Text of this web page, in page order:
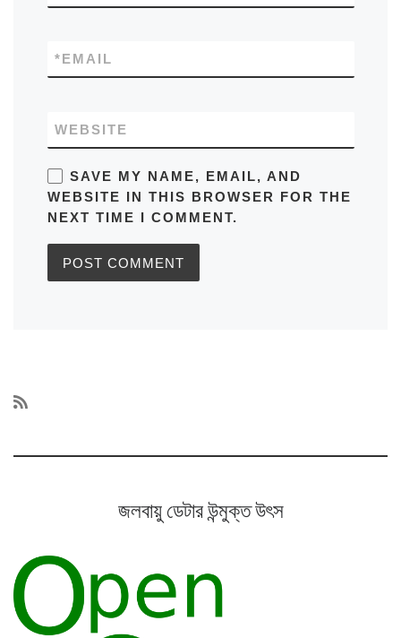
EMAIL
*
WEBSITE
SAVE MY NAME, EMAIL, AND
WEBSITE IN THIS BROWSER FOR THE
NEXT TIME I COMMENT.
জলবায়ু ডেটার উন্মুক্ত উৎস